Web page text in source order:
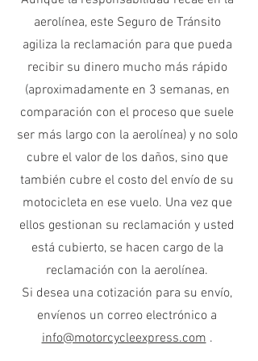
aerolínea, este Seguro de Tránsito
agiliza la reclamación para que pueda
recibir su dinero mucho más rápido
(aproximadamente en 3 semanas, en
comparación con el proceso que suele
ser más largo con la aerolínea) y no solo
cubre el valor de los daños, sino que
también cubre el costo del envío de su
motocicleta en ese vuelo. Una vez que
ellos gestionan su reclamación y usted
está cubierto, se hacen cargo de la
reclamación con la aerolínea.
Si desea una cotización para su envío,
envíenos un correo electrónico a
info@motorcycleexpress.com.